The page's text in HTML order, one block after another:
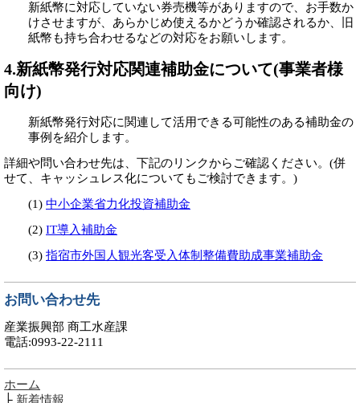
新紙幣に対応していない券売機等がありますので、お手数か
けさせますが、あらかじめ使えるかどうか確認されるか、旧
紙幣も持ち合わせるなどの対応をお願いします。
4.新紙幣発行対応関連補助金について(事業者様
向け)
新紙幣発行対応に関連して活用できる可能性のある補助金の
事例を紹介します。
詳細や問い合わせ先は、下記のリンクからご確認ください。(併
せて、キャッシュレス化についてもご検討できます。)
(1) 中小企業省力化投資補助金
(2) IT導入補助金
(3) 指宿市外国人観光客受入体制整備費助成事業補助金
お問い合わせ先
産業振興部 商工水産課
電話:0993-22-2111
ホーム
├ 新着情報